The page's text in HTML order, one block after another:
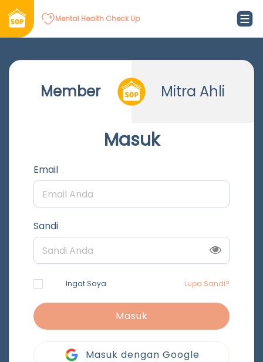
Mental Health Check Up
Member Mitra Ahli
Masuk
Email
Sandi
Ingat Saya Lupa Sandi?
Masuk
Masuk dengan Google